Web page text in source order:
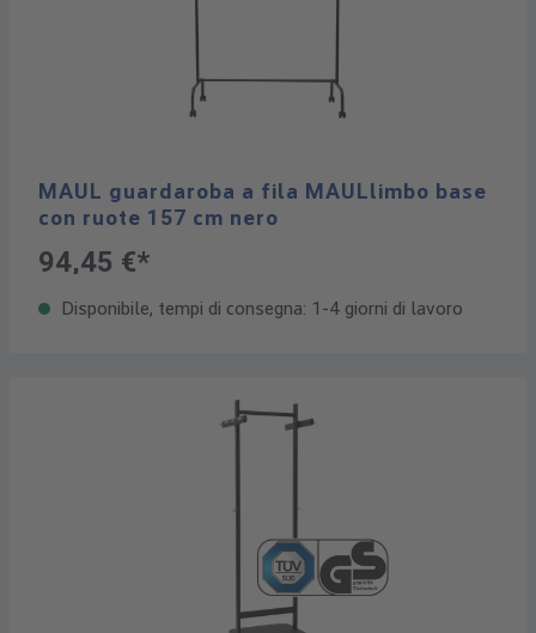
MAUL guardaroba a fila MAULlimbo base
con ruote 157 cm nero
94,45 €*
Disponibile, tempi di consegna: 1-4 giorni di lavoro